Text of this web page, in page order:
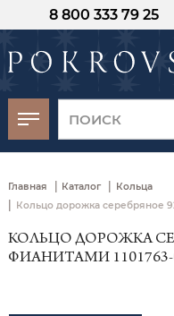
8 800 333 79 25
Главная | Каталог | Кольца
| Кольцо дорожка серебряное
КОЛЬЦО ДОРОЖКА
ФИАНИТАМИ 1101763-
-30%
от
момента оплаты